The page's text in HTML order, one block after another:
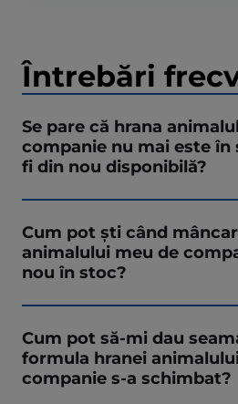
Întrebări
Se pare că hrana
companie nu mai este în
fi din nou disponibilă?
Cum pot ști când
animalului meu de
nou în stoc?
Cum pot să-mi dau
formula hranei
companie s-a schimbat?